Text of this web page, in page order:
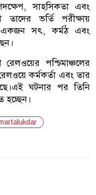
সাহসিকতা এবং
তাদের ভর্তি পরীক্ষায়
একজন সৎ, কর্মঠ এবং
পশ্চিমাঞ্চলের
কর্মকর্তা এবং তার
ঘটনার পর তিনি
হচ্ছেন।